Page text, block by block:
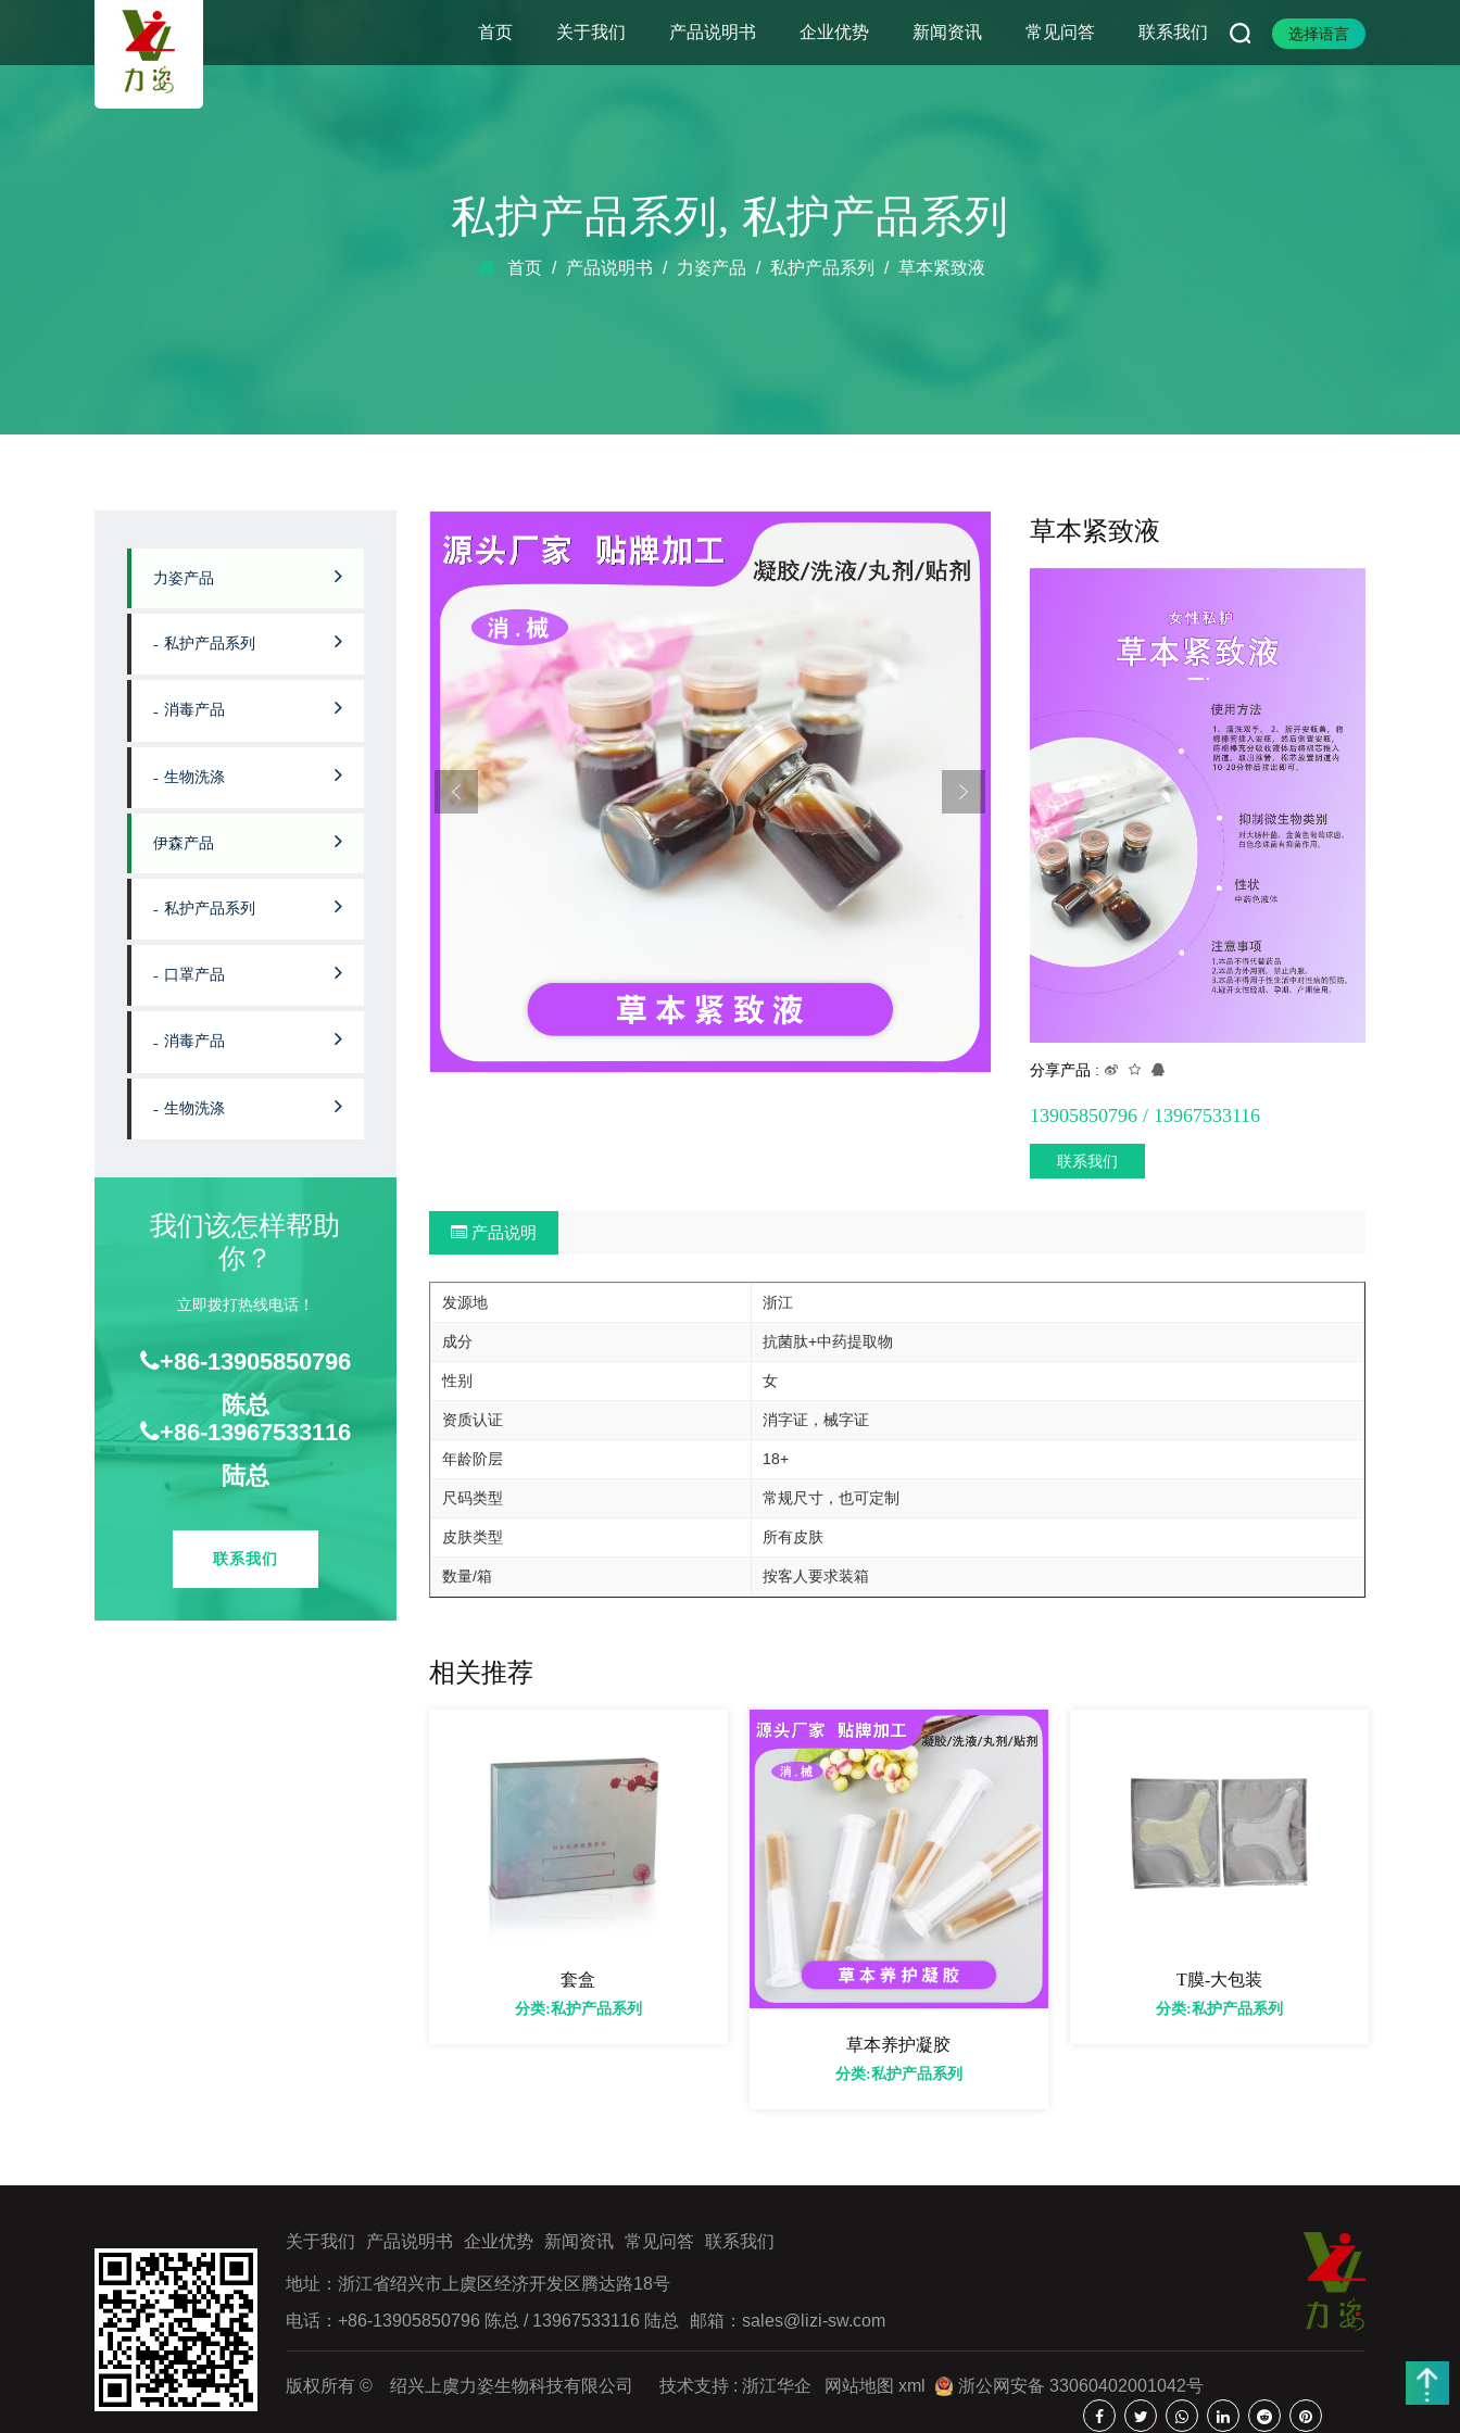
首页 关于我们 产品说明书 企业优势 新闻资讯 常见问答 联系我们 选择语言
私护产品系列 , 私护产品系列
首页 / 产品说明书 / 力姿产品 / 私护产品系列 / 草本紧致液
力姿产品
私护产品系列
消毒产品
生物洗涤
伊森产品
私护产品系列
口罩产品
消毒产品
生物洗涤
我们该怎样帮助
你？
立即拨打热线电话！
+86-13905850796
陈总
+86-13967533116
陆总
联系我们
草本紧致液
分享产品 :
13905850796 / 13967533116
联系我们
产品说明
发源地 浙江
成分 抗菌肽+中药提取物
性别 女
资质认证 消字证，械字证
年龄阶层 18+
尺码类型 常规尺寸，也可定制
皮肤类型 所有皮肤
数量/箱 按客人要求装箱
相关推荐
套盒
分类:私护产品系列
草本养护凝胶
分类:私护产品系列
T膜-大包装
分类:私护产品系列
关于我们 产品说明书 企业优势 新闻资讯 常见问答 联系我们
地址：浙江省绍兴市上虞区经济开发区腾达路18号
电话：+86-13905850796 陈总 / 13967533116 陆总
邮箱：sales@lizi-sw.com
版权所有 © 绍兴上虞力姿生物科技有限公司 技术支持 : 浙江华企 网站地图 xml 浙公网安备 33060402001042号